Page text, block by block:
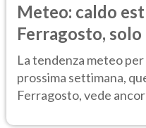
Meteo: caldo
Ferragosto, solo
Ecco dove
La tendenza meteo
prossima settimana,
Ferragosto, vede